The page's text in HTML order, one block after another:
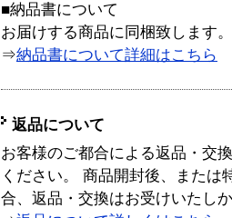
■納品書について
お届けする商品に同梱致します。
⇒納品書について詳細はこちら
返品について
お客様のご都合による返品・交
ください。 商品開封後、または
合、返品・交換はお受けいたし